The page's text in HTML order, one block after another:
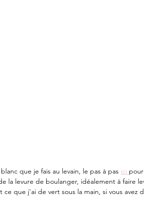
que je fais au levain, le pas à pas ici
la levure de boulanger, idéalement à faire
que j'ai de vert sous la main, si vous avez